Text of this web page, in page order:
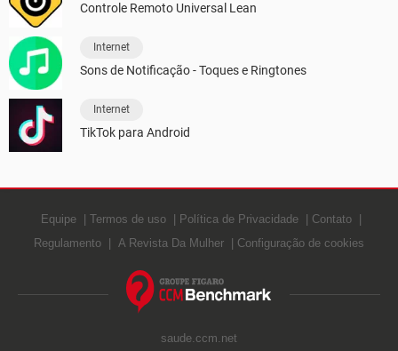
Controle Remoto Universal Lean
Internet
Sons de Notificação - Toques e Ringtones
Internet
TikTok para Android
Equipe Termos de uso Política de Privacidade
Contato
Regulamento
A Revista Da Mulher Configuração de cookies
saude.ccm.net